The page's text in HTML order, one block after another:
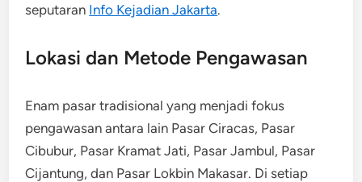
seputaran Info Kejadian Jakarta.
Lokasi dan Metode Pengawasan
Enam pasar tradisional yang menjadi fokus
pengawasan antara lain Pasar Ciracas, Pasar
Cibubur, Pasar Kramat Jati, Pasar Jambul, Pasar
Cijantung, dan Pasar Lokbin Makasar. Di setiap